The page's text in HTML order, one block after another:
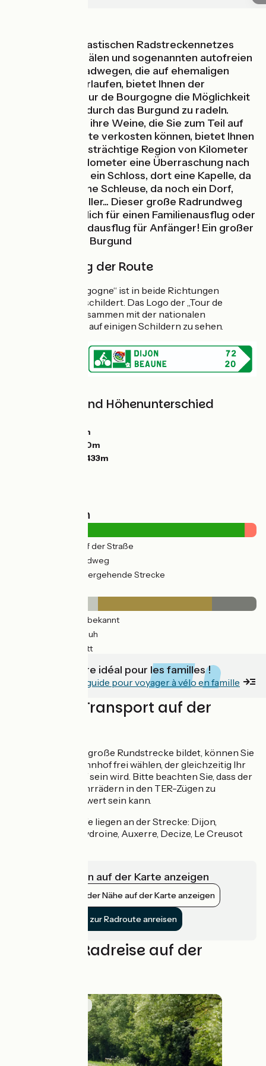
Dank eines fantastischen Radstreckennetzes
entlang von Kanälen und sogenannten autofreien
Voies Vertes-Radwegen, die auf ehemaligen
Bahntrassen verlaufen, bietet Ihnen der
Radrundweg Tour de Bourgogne die Möglichkeit
kreuz und quer durch das Burgund zu radeln.
Renommiert für ihre Weine, die Sie zum Teil auf
der Radweinroute verkosten können, bietet Ihnen
diese geschichtsträchtige Region von Kilometer
(oder fast) zu Kilometer eine Überraschung nach
der anderen: da ein Schloss, dort eine Kapelle, da
ein Dorf, dort eine Schleuse, da noch ein Dorf,
dort ein Weinkeller... Dieser große Radrundweg
eignet sich herrlich für einen Familienausflug oder
einen ersten Radausflug für Anfänger! Ein großer
Radrundweg im Burgund
Beschilderung der Route
Die „Tour de Bourgogne“ ist in beide Richtungen
vollständig ausgeschildert. Das Logo der „Tour de
Bourgogne“ ist zusammen mit der nationalen
Kennnummer V51 auf einigen Schildern zu sehen.
Steigungen und Höhenunterschied
1420m
80m
433m
Straßentypen
(31%) Auf der Straße
(69%) Radweg
(5%) Vorübergehende Strecke
(38%) Unbekannt
(49%) Rauh
(19%) Glatt
C'est un itinéraire idéal pour les familles !
Découvrez notre guide pour voyager à vélo en famille
Züge und Transport auf der
Da die Route eine große Rundstrecke bildet, können Sie
Ihren Abfahrtsbahnhof frei wählen, der gleichzeitig Ihr
Ankunftsbahnhof sein wird. Bitte beachten Sie, dass der
Transport von Fahrrädern in den TER-Zügen zu
Stoßzeiten erschwert sein kann.
Mehrere Bahnhöfe liegen an der Strecke: Dijon,
Laroche-Saint-Cydroine, Auxerre, Decize, Le Creusot
Infrastrukturen auf der Karte anzeigen
Bahnhöfe in der Nähe auf der Karte anzeigen
Mit dem Zug zur Radroute anreisen
Ideen für Radreise auf der